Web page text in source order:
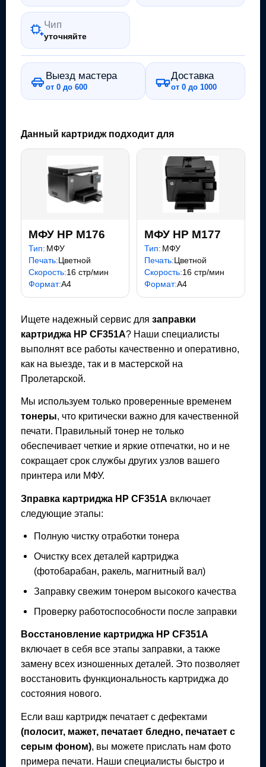
Чип
уточняйте
Выезд мастера
от 0 до 600
Доставка
от 0 до 1000
Данный картридж подходит для
МФУ HP M176
Тип: МФУ
Печать:Цветной
Скорость:16 стр/мин
Формат:A4
МФУ HP M177
Тип: МФУ
Печать:Цветной
Скорость:16 стр/мин
Формат:A4
Ищете надежный сервис для заправки
картриджа HP CF351A? Наши специалисты
выполнят все работы качественно и оперативно,
как на выезде, так и в мастерской на
Пролетарской.
Мы используем только проверенные временем
тонеры, что критически важно для качественной
печати. Правильный тонер не только
обеспечивает четкие и яркие отпечатки, но и не
сокращает срок службы других узлов вашего
принтера или МФУ.
Зправка картриджа HP CF351A включает
следующие этапы:
Полную чистку отработки тонера
Очистку всех деталей картриджа
(фотобарабан, ракель, магнитный вал)
Заправку свежим тонером высокого качества
Проверку работоспособности после заправки
Восстановление картриджа HP CF351A
включает в себя все этапы заправки, а также
замену всех изношенных деталей. Это позволяет
восстановить функциональность картриджа до
состояния нового.
Если ваш картридж печатает с дефектами
(полосит, мажет, печатает бледно, печатает с
серым фоном), вы можете прислать нам фото
примера печати. Наши специалисты быстро и